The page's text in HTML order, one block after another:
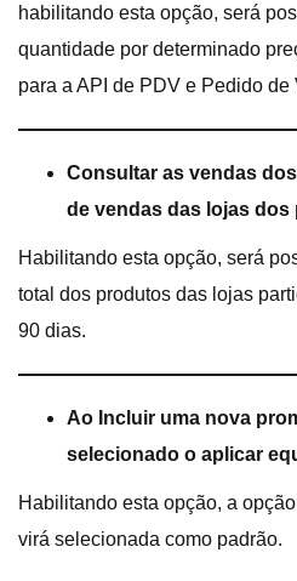
habilitando esta opção, será
quantidade por determinado
para a API de PDV e Pedido de
Consultar as vendas
de vendas das lojas dos
Habilitando esta opção, será
total dos produtos das lojas
90 dias.
Ao Incluir uma nova
selecionado o aplicar
Habilitando esta opção, a
virá selecionada como padrão.